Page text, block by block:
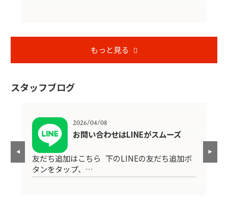
もっと見る
スタッフブログ
2026/04/08
お問い合わせはLINEがスムーズ
友だち追加はこちら 下のLINEの友だち追加ボ
タンをタップ、…